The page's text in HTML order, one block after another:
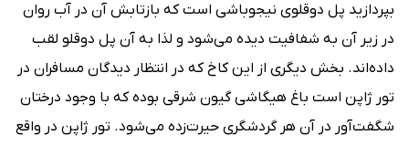
بپردازید پل دوقلوی نیجوباشی است که بازتابش آن در آب روان
در زیر آن به شفافیت دیده می‌شود و لذا به آن پل دوقلو لقب
داده‌اند. بخش دیگری از این کاخ که در انتظار دیدگان مسافران در
تور ژاپن است باغ هیگاشی گیون شرقی بوده که با وجود درختان
شگفت‌آور در آن هر گردشگری حیرت‌زده می‌شود. تور ژاپن در واقع